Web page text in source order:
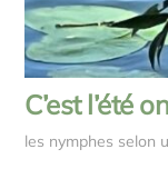
C’est l’été
les nymphes selon